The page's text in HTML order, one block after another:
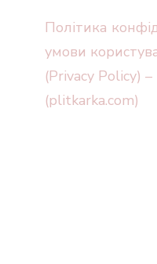
Політика
умови
(Privacy Policy)
(plitkarka.com)